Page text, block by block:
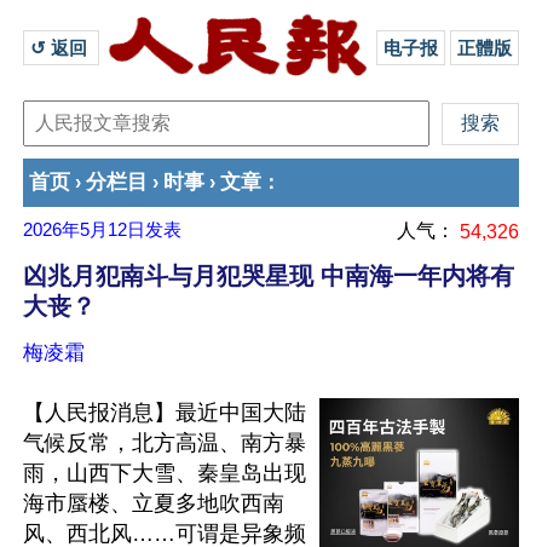
↺ 返回 电子报 正體版
首页 › 分栏目 › 时事 › 文章 ：
2026年5月12日 发表 人气： 54,326
凶兆月犯南斗与月犯哭星现 中南海一年内将有
大丧？
梅凌霜
【人民报消息】最近中国大陆
气候反常，北方高温、南方暴
雨，山西下大雪、秦皇岛出现
海市蜃楼、立夏多地吹西南
风、西北风……可谓是异象频